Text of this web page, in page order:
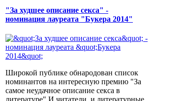
"За худшее описание секса" -
номинация лауреата "Букера 2014"
Широкой публике обнародован список
номинантов на интересную премию "За
самое неудачное описание секса в